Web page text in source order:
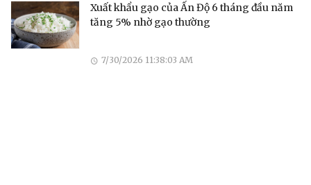
Xuất khẩu gạo của Ấn Độ 6 tháng đầu năm
tăng 5% nhờ gạo thường
7/30/2026 11:38:03 AM